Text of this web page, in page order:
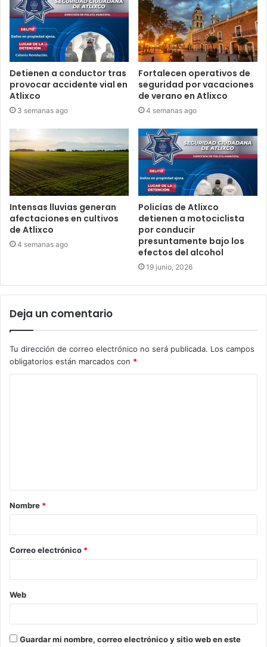
Detienen a conductor tras
provocar accidente vial en
Atlixco
3 semanas ago
Fortalecen operativos de
seguridad por vacaciones
de verano en Atlixco
4 semanas ago
Intensas lluvias generan
afectaciones en cultivos
de Atlixco
4 semanas ago
Policías de Atlixco
detienen a motociclista
por conducir
presuntamente bajo los
efectos del alcohol
19 junio, 2026
Deja un comentario
Tu dirección de correo electrónico no será publicada. Los campos
obligatorios están marcados con *
Nombre *
Correo electrónico *
Web
Guardar mi nombre, correo electrónico y sitio web en este